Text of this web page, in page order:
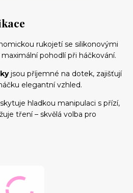
rukojetí se silikonovými
pohodlí při háčkování.
jsou příjemné na dotek, zajišťují
elegantní vzhled.
hladkou manipulaci s přízí,
tření – skvělá volba pro